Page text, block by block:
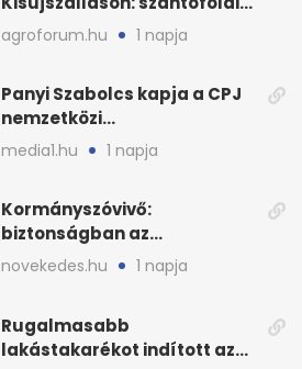
bemutató 2026. augusztus
12-én
agroforum.hu 1 napja
Panyi Szabolcs kapja a CPJ
nemzetközi
sajtószabadság-díját
media1.hu 1 napja
Kormányszóvivő:
biztonságban az
ivóvízkészlet, nincs
stratégiai vízhiány
novekedes.hu 1 napja
Rugalmasabb
lakástakarékot indított az